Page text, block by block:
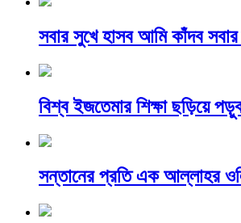
সবার সুখে হাসব আমি কাঁদব সবার
বিশ্ব ইজতেমার শিক্ষা ছড়িয়ে
সন্তানের প্রতি এক আল্লাহর